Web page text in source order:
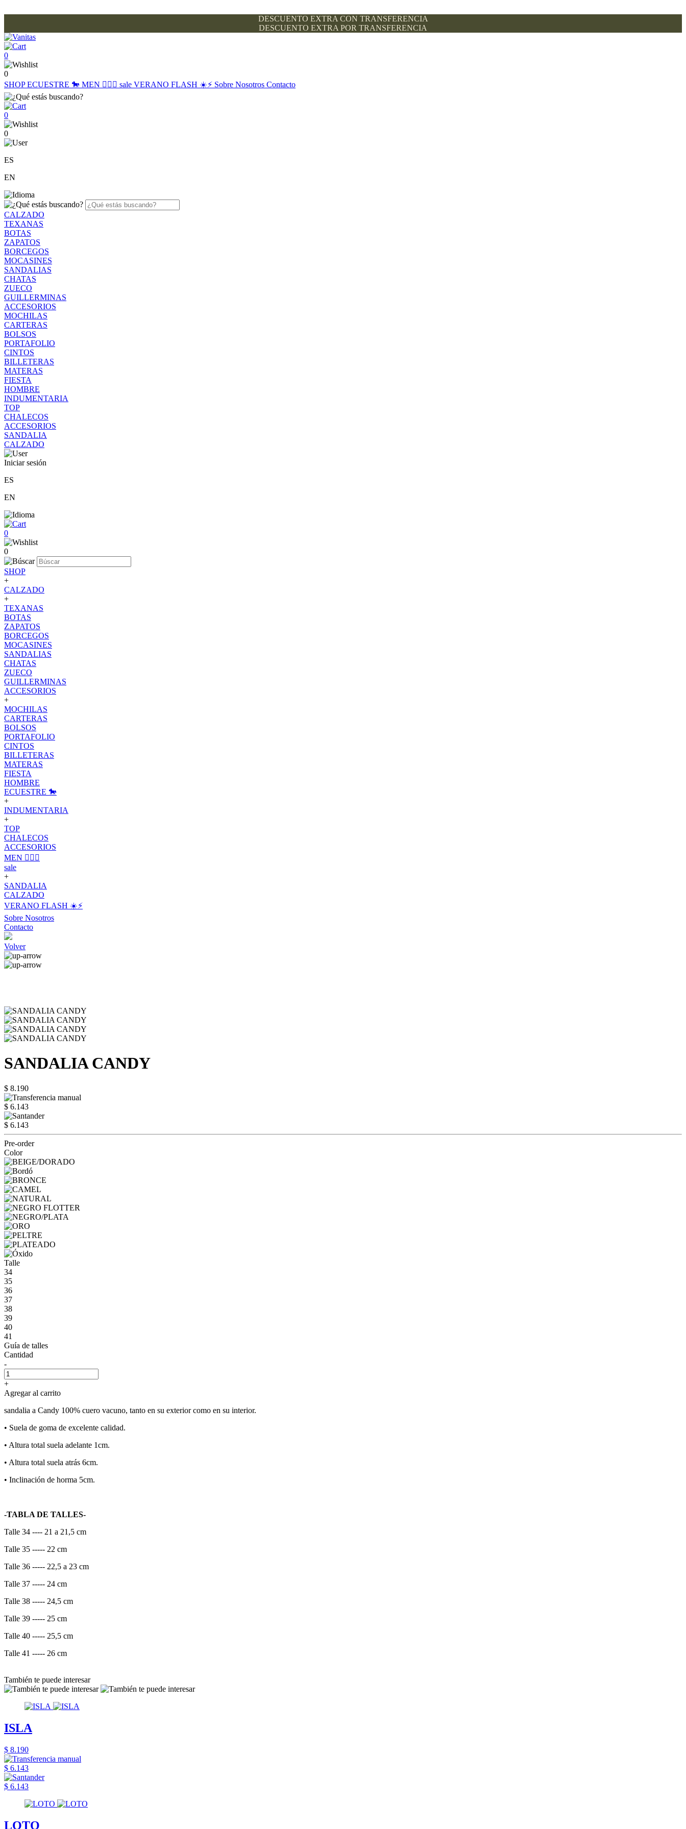
DESCUENTO EXTRA CON TRANSFERENCIA
DESCUENTO EXTRA POR TRANSFERENCIA
0
0
SHOPECUESTRE 🐎 MEN 🙋🏽‍♂️ sale VERANO FLASH ☀️⚡️ Sobre Nosotros Contacto
0
0
ES
EN
CALZADO
TEXANAS
BOTAS
ZAPATOS
BORCEGOS
MOCASINES
SANDALIAS
CHATAS
ZUECO
GUILLERMINAS
ACCESORIOS
MOCHILAS
CARTERAS
BOLSOS
PORTAFOLIO
CINTOS
BILLETERAS
MATERAS
FIESTA
HOMBRE
INDUMENTARIA
TOP
CHALECOS
ACCESORIOS
SANDALIA
CALZADO
Iniciar sesión
ES
EN
0
0
SHOP
+
CALZADO
+
TEXANAS
BOTAS
ZAPATOS
BORCEGOS
MOCASINES
SANDALIAS
CHATAS
ZUECO
GUILLERMINAS
ACCESORIOS
+
MOCHILAS
CARTERAS
BOLSOS
PORTAFOLIO
CINTOS
BILLETERAS
MATERAS
FIESTA
HOMBRE
ECUESTRE 🐎
+
INDUMENTARIA
+
TOP
CHALECOS
ACCESORIOS
MEN 🙋🏽‍♂️
sale
+
SANDALIA
CALZADO
VERANO FLASH ☀️⚡️
Sobre Nosotros
Contacto
Volver
SANDALIA CANDY
$ 8.190
$ 6.143
$ 6.143
Pre-order
Color
Talle
34
35
36
37
38
39
40
41
Guía de talles
Cantidad
-
+
Agregar al carrito
sandalia a Candy 100% cuero vacuno, tanto en su exterior como en su interior.
•⁠ ⁠Suela de goma de excelente calidad.
•⁠ ⁠Altura total suela adelante 1cm.
•⁠ ⁠Altura total suela atrás 6cm.
•⁠ ⁠Inclinación de horma 5cm.
-TABLA DE TALLES-
Talle 34 ---- 21 a 21,5 cm
Talle 35 ----- 22 cm
Talle 36 ----- 22,5 a 23 cm
Talle 37 ----- 24 cm
Talle 38 ----- 24,5 cm
Talle 39 ----- 25 cm
Talle 40 ----- 25,5 cm
Talle 41 ----- 26 cm
También te puede interesar
ISLA
$ 8.190
$ 6.143
$ 6.143
LOTO